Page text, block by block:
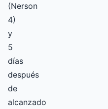
(Nerson
4)
y
5
días
después
de
alcanzado